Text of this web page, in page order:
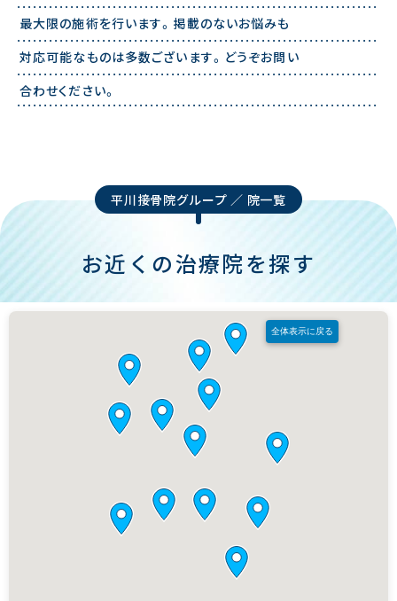
最⼤限の施術を行います。掲載のないお悩みも
対応可能なものは多数ございます。どうぞお問い
合わせください。
平川接骨院グループ ／ 院一覧
お近くの治療院を探す
全体表示に戻る